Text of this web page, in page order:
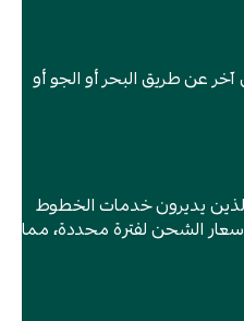
عن طريق البحر أو الجو أو
يديرون خدمات الخطوط
الشحن لفترة محددة، مما